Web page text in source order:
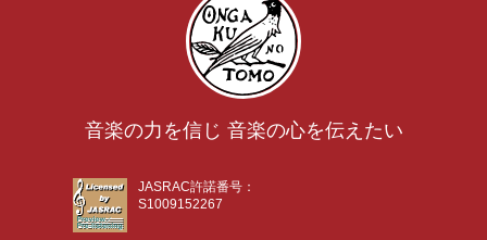
音楽の力を信じ 音楽の心を伝えたい
JASRAC許諾番号：
S1009152267